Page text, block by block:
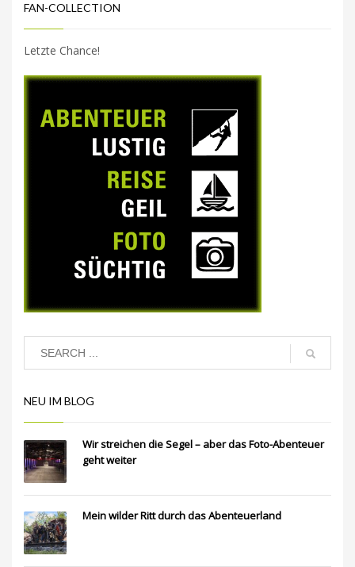
FAN-COLLECTION
Letzte Chance!
NEU IM BLOG
Wir streichen die Segel – aber das Foto-Abenteuer
geht weiter
Mein wilder Ritt durch das Abenteuerland